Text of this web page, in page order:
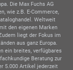
Die Max Fuchs AG
wie z.B. E-Commerce,
Weltweit
den eigenen Marken
liegt der Fokus im
aus ganz Europa.
ein breites, verfügbares
Beratung zur
5.000 Artikel jederzeit